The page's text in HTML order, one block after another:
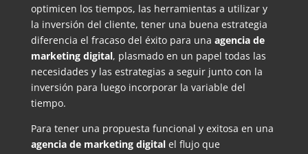
optimicen los tiempos, las herramientas a utilizar y
la inversión del cliente, tener una buena estrategia
diferencia el fracaso del éxito para una agencia de
marketing digital, plasmado en un papel todas las
necesidades y las estrategias a seguir junto con la
inversión para luego incorporar la variable del
tiempo.
Para tener una propuesta funcional y exitosa en una
agencia de marketing digitalel flujo que